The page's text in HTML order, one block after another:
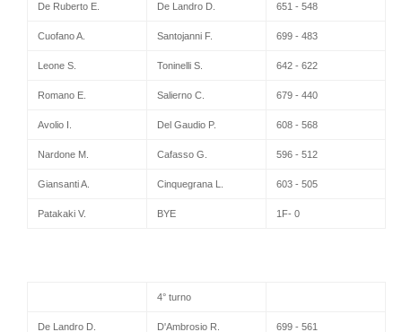
De Ruberto E. De Landro D. 651 - 548
Cuofano A. Santojanni F. 699 - 483
Leone S. Toninelli S. 642 - 622
Romano E. Salierno C. 679 - 440
Avolio I. Del Gaudio P. 608 - 568
Nardone M. Cafasso G. 596 - 512
Giansanti A. Cinquegrana L. 603 - 505
Patakaki V. BYE 1F- 0
4° turno
De Landro D. D'Ambrosio R. 699 - 561